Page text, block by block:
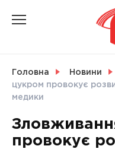
СВІТ
Головна Новини
цукром провокує
медики
провокує